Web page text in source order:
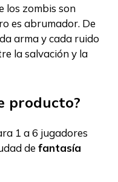
los zombis son
es abrumador. De
arma y cada ruido
la salvación y la
producto?
1 a 6 jugadores
de fantasía